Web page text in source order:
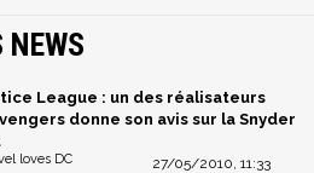
NEWS
League : un des réalisateurs
donne son avis sur la Snyder
27/05/2010, 11:33
loves DC